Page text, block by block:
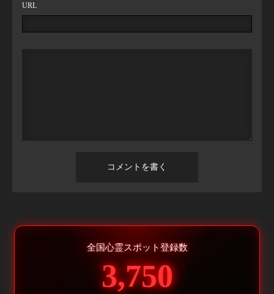
URL
全国心霊スポット登録数
3,750